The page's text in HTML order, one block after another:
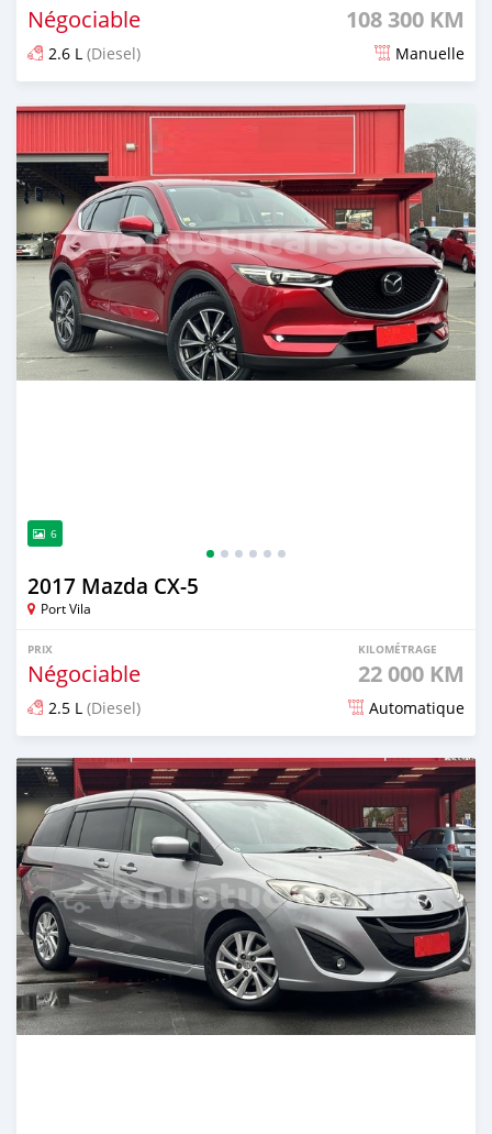
Négociable 108 300 KM
2.6 L (Diesel) Manuelle
Publié il y a environ 2 ans
6
2017 Mazda CX-5
Port Vila
PRIX
Négociable
KILOMÉTRAGE
22 000 KM
2.5 L (Diesel) Automatique
Publié il y a environ 2 ans